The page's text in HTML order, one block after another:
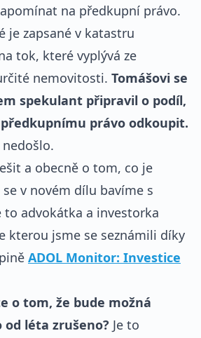
na předkupní právo.
je zapsané v katastru
tok, které vyplývá ze
nemovitosti. Tomášovi se
spekulant připravil o podíl,
právo odkoupit.
a obecně o tom, co je
v novém dílu bavíme s
to advokátka a investorka
kterou jsme se seznámili díky
ADOL Monitor: Investice
o tom, že bude možná
léta zrušeno? Je to